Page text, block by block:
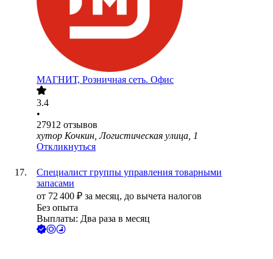
МАГНИТ, Розничная сеть. Офис
3.4
•
27912 отзывов
хутор Кочкин, Логистическая улица, 1
Откликнуться
Специалист группы управления товарными
запасами
от 72 400 ₽ за месяц, до вычета налогов
Без опыта
Выплаты: Два раза в месяц